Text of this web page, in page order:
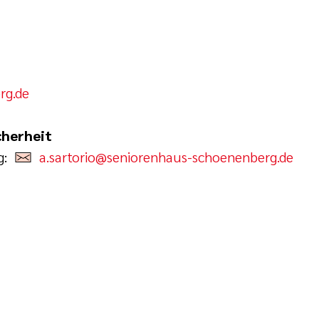
a.sartorio@seniorenhaus-schoenenberg.de